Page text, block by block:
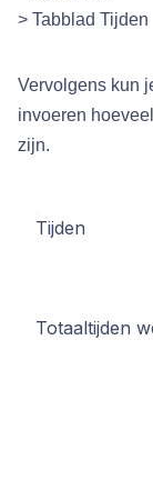
> Tabblad Tijden
Vervolgens kun
invoeren
zijn.
Tijden
Totaaltijden